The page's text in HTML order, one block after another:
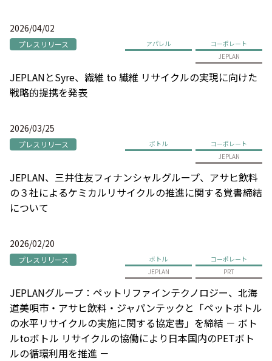
2026/04/02
プレスリリース アパレル
コーポレート
JEPLAN
JEPLANとSyre、繊維 to 繊維 リサイクルの実現に向けた
戦略的提携を発表
2026/03/25
プレスリリース ボトル
コーポレート
JEPLAN
JEPLAN、三井住友フィナンシャルグループ、アサヒ飲料
の３社によるケミカルリサイクルの推進に関する覚書締結
について
2026/02/20
プレスリリース ボトル
コーポレート
JEPLAN
PRT
JEPLANグループ：ペットリファインテクノロジー、北海
道美唄市・アサヒ飲料・ジャパンテックと「ペットボトル
の水平リサイクルの実施に関する協定書」を締結 － ボト
ルtoボトル リサイクルの協働により日本国内のPETボト
ルの循環利用を推進 －